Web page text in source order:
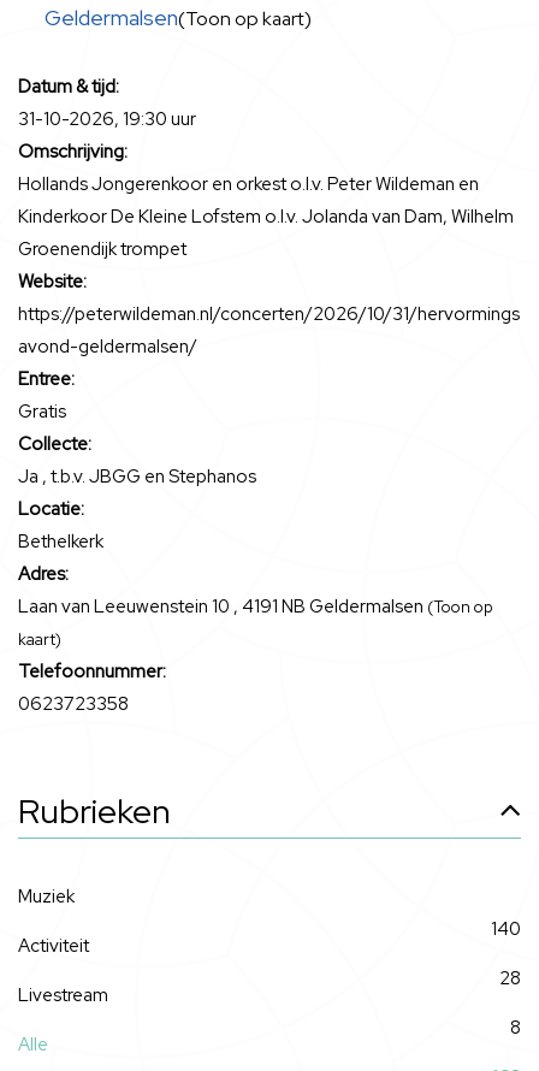
Geldermalsen(Toon op kaart)
Datum & tijd:
31-10-2026, 19:30 uur
Omschrijving:
Hollands Jongerenkoor en orkest o.l.v. Peter Wildeman en
Kinderkoor De Kleine Lofstem o.l.v. Jolanda van Dam, Wilhelm
Groenendijk trompet
Website:
https://peterwildeman.nl/concerten/2026/10/31/hervormings
avond-geldermalsen/
Entree:
Gratis
Collecte:
Ja , t.b.v. JBGG en Stephanos
Locatie:
Bethelkerk
Adres:
Laan van Leeuwenstein 10 , 4191 NB Geldermalsen (Toon op
kaart)
Telefoonnummer:
0623723358
Rubrieken
Muziek
140
Activiteit
28
Livestream
8
Alle